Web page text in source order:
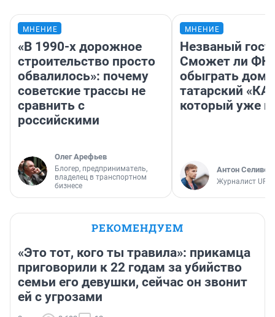
МНЕНИЕ
«В 1990-х дорожное
строительство просто
обвалилось»: почему
советские трассы не
сравнить с
российскими
Олег Арефьев
Блогер, предприниматель,
владелец в транспортном
бизнесе
МНЕНИЕ
Незваный
Сможет ли ФК
обыграть дома
татарский
который уже
Антон
Журналист
РЕКОМЕНДУЕМ
«Это тот, кого ты травила»: прикамца
приговорили к 22 годам за убийство
семьи его девушки, сейчас он звонит
ей с угрозами